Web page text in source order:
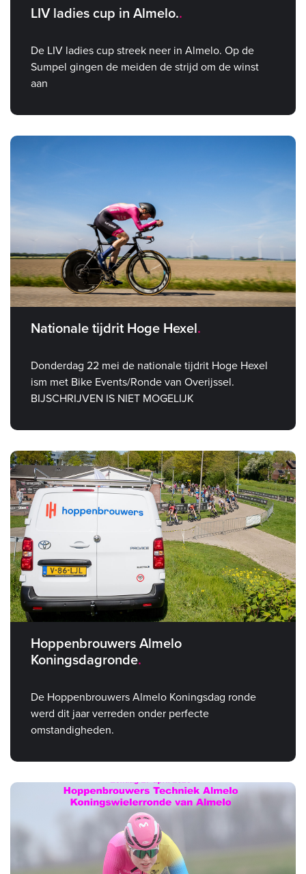
LIV ladies cup in Almelo.
De LIV ladies cup streek neer in Almelo. Op de
Sumpel gingen de meiden de strijd om de winst
aan
Nationale tijdrit Hoge Hexel
Donderdag 22 mei de nationale tijdrit Hoge Hexel
ism met Bike Events/Ronde van Overijssel.
BIJSCHRIJVEN IS NIET MOGELIJK
Hoppenbrouwers Almelo
Koningsdagronde
De Hoppenbrouwers Almelo Koningsdag ronde
werd dit jaar verreden onder perfecte
omstandigheden.